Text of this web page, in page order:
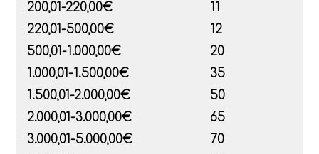
200,01-220,00€
11
220,01-500,00€
12
500,01-1.000,00€
20
1.000,01-1.500,00€
35
1.500,01-2.000,00€
50
2.000,01-3.000,00€
65
3.000,01-5.000,00€
70